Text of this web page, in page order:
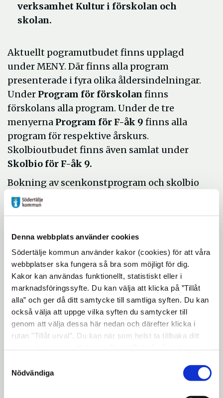
Denna webbplats använder cookies
Södertälje kommun använder kakor (cookies) för att våra
webbplatser ska fungera så bra som möjligt för dig.
Kakor kan användas funktionellt, statistiskt eller i
marknadsföringssyfte. Du kan välja att klicka på ”Tillåt
alla” och ger då ditt samtycke till samtliga syften. Du kan
också välja att uppge vilka syften du samtycker till
genom att välja dessa här nedan och därefter klicka i
rutan ”Tillåt urval”. Du kan när som helst ta tillbaka ditt
"Visa detaljer" kan du läsa om hur kakorna används och
hur vi och våra leverantörer inhämtar och behandlar
Nödvändiga
verksamhet Kultur i förskolan och
skolan.
Aktuellt pogramutbudet finns upplagd
under MENY. Där finns alla program
presenterade i fyra olika åldersindelningar.
Under Program för förskolan finns
förskolans alla program. Under de tre
menyerna Program för F-åk 9 finns alla
program för respektive årskurs.
Skolbioutbudet finns även samlat under
Skolbio för F-åk 9.
Bokning av scenkonstprogram och skolbio
sker under en begränsad tid via ett
formulär på denna hemsida, se
Bokningen för hösten 2026 är öppen 13
april - 25 augusti.
Om Scenkonst & skolbio
expand_more